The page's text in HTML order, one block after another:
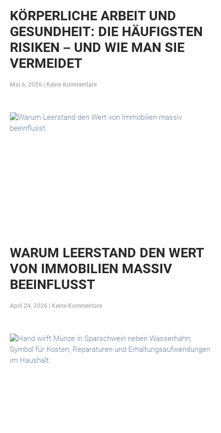
KÖRPERLICHE ARBEIT UND
GESUNDHEIT: DIE HÄUFIGSTEN
RISIKEN – UND WIE MAN SIE
VERMEIDET
Mai 6, 2026 Keine Kommentare
WARUM LEERSTAND DEN WERT
VON IMMOBILIEN MASSIV
BEEINFLUSST
April 24, 2026 Keine Kommentare